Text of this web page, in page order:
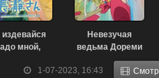
1-07-2023, 16:43
издевайся
мной,
(2023)
Невезучая
ведьма Дореми
[ТВ-1] (1999)